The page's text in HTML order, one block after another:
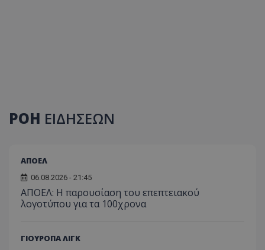
ΡΟΗ ΕΙΔΗΣΕΩΝ
ΑΠΟΕΛ
06.08.2026 - 21:45
ΑΠΟΕΛ: Η παρουσίαση του επεπτειακού
λογοτύπου για τα 100χρονα
ΓΙΟΥΡΟΠΑ ΛΙΓΚ